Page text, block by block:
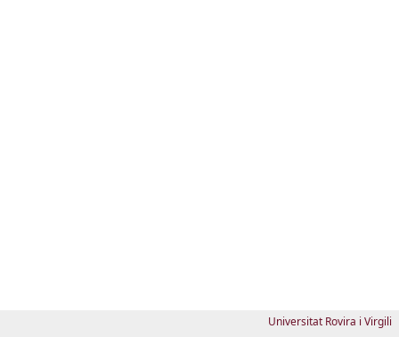
Universitat Rovira i Virgili